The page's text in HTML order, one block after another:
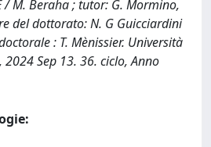
/ M. Beraha ; tutor: G. Mormino,
del dottorato: N. G Guicciardini
: T. Mènissier. Università
Sep 13. 36. ciclo, Anno